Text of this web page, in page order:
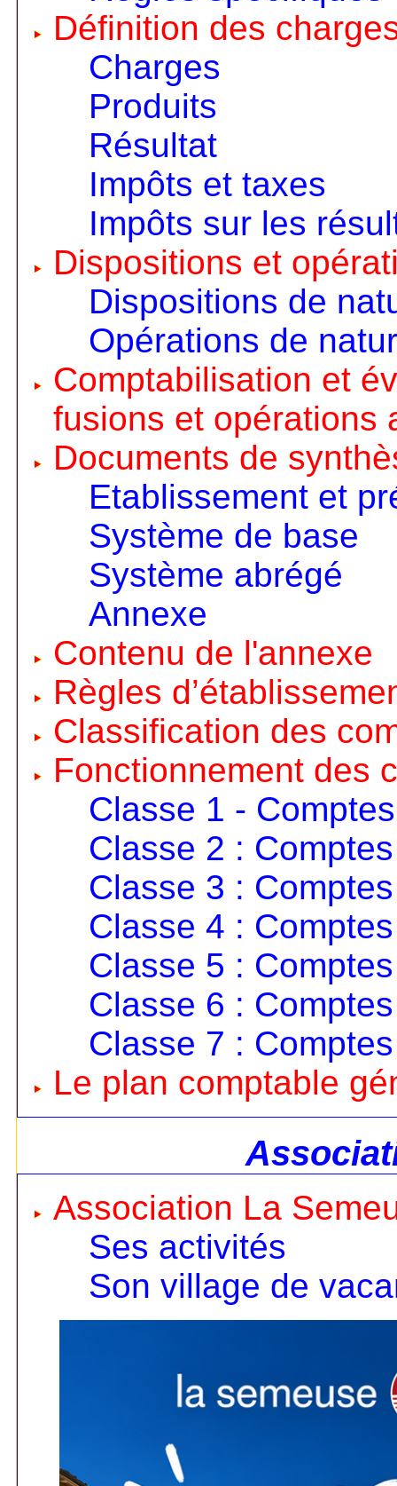
Définition des
Charges
Produits
Résultat
Impôts et taxes
Impôts sur les
Dispositions et
Dispositions de
Opérations de
Comptabilisation et
fusions et opérations
Documents de
Etablissement et
Système de base
Système abrégé
Annexe
Contenu de l'annexe
Règles
Classification des
Fonctionnement des
Classe 1 -
Classe 2 :
Classe 3 :
Classe 4 :
Classe 5 :
Classe 6 :
Classe 7 :
Le plan comptable
Association La
Ses activités
Son village de